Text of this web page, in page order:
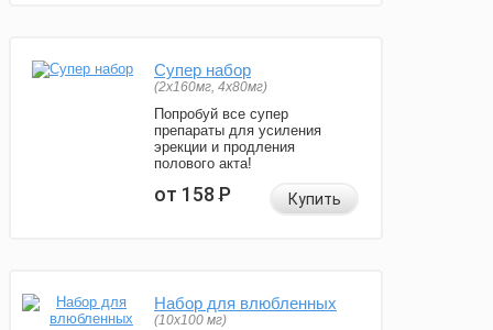
Супер набор
(2х160мг, 4х80мг)
Попробуй все супер
препараты для усиления
эрекции и продления
полового акта!
от 158Р Купить
Набор для влюбленных
(10х100 мг)